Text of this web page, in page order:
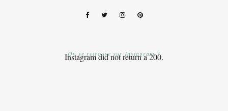
Instagram did not return a 200.
On se retrouve sur Instagram ?